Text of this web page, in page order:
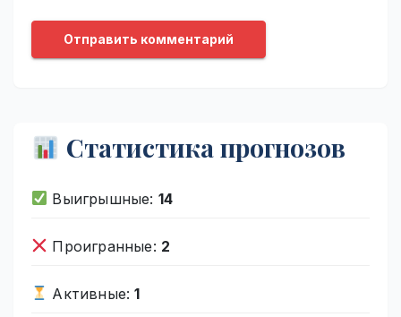
Статистика прогнозов
Выигрышные: 14
Проигранные: 2
Активные:1